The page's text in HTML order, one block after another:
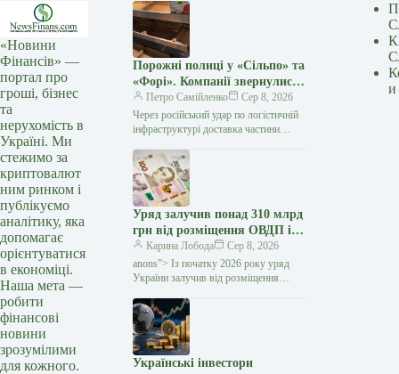
«Новини
Фінансів» —
портал про
гроші, бізнес
та
нерухомість в
Україні. Ми
стежимо за
криптовалют
ним ринком і
публікуємо
аналітику, яка
допомагає
орієнтуватися
в економіці.
Наша мета —
робити
фінансові
новини
зрозумілими
для кожного.
Порожні полиці у «Сільпо» та
«Форі». Компанії звернулися
до українців
Петро Самійленко
Сер 8, 2026
Через російський удар по логістичній
інфраструктурі доставка частини
більше часу У супермаркетах «Сільпо»
та «Фора»,…
Уряд залучив понад 310 млрд
грн від розміщення ОВДП із
початку року — Мінфін
Карина Лобода
Сер 8, 2026
anons”> Із початку 2026 року уряд
України залучив від розміщення
державної позики (ОВДП) понад 310
млрд грн…
Українські інвестори
и